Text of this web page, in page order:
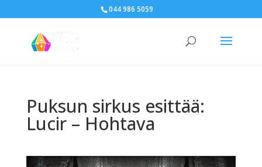
044 986 5059
Puksun sirkus esittää:
Lucir – Hohtava